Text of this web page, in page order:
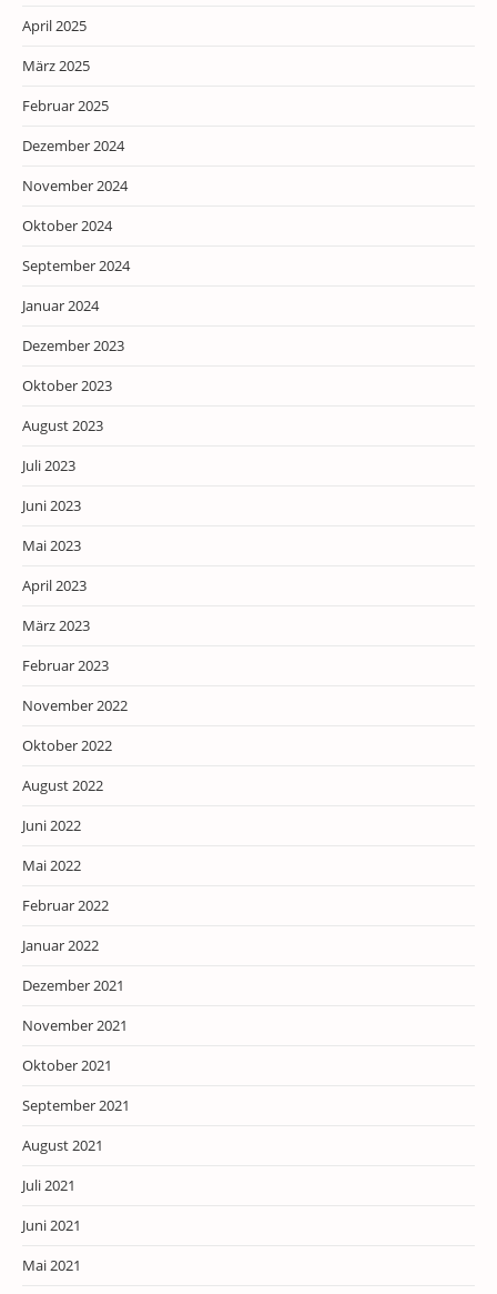
April 2025
März 2025
Februar 2025
Dezember 2024
November 2024
Oktober 2024
September 2024
Januar 2024
Dezember 2023
Oktober 2023
August 2023
Juli 2023
Juni 2023
Mai 2023
April 2023
März 2023
Februar 2023
November 2022
Oktober 2022
August 2022
Juni 2022
Mai 2022
Februar 2022
Januar 2022
Dezember 2021
November 2021
Oktober 2021
September 2021
August 2021
Juli 2021
Juni 2021
Mai 2021